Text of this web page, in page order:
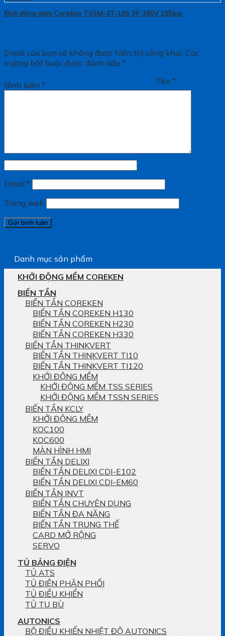
Khởi động mềm Coreken TSSM-4T-185 3P 380V 185kw
Email của bạn sẽ không được hiển thị công khai. Các
trường bắt buộc được đánh dấu *
Bình luận * Tên*
Email *
Trang web
Danh mục sản phẩm
KHỞI ĐỘNG MỀM COREKEN
BIẾN TẦN
BIẾN TẦN COREKEN
BIẾN TẦN COREKEN H130
BIẾN TẦN COREKEN H230
BIẾN TẦN COREKEN H330
BIẾN TẦN THINKVERT
BIẾN TẦN THINKVERT TI10
BIẾN TẦN THINKVERT TI120
KHỞI ĐỘNG MỀM
KHỞI ĐỘNG MỀM TSS SERIES
KHỞI ĐỘNG MỀM TSSN SERIES
BIẾN TẦN KCLY
KHỞI ĐỘNG MỀM
KOC100
KOC600
MÀN HÌNH HMI
BIẾN TẦN DELIXI
BIẾN TẦN DELIXI CDI-E102
BIẾN TẦN DELIXI CDI-EM60
BIẾN TẦN INVT
BIẾN TẦN CHUYÊN DỤNG
BIẾN TẦN ĐA NĂNG
BIẾN TẦN TRUNG THẾ
CARD MỞ RỘNG
SERVO
TỦ BẢNG ĐIỆN
TỦ ATS
TỦ ĐIỆN PHÂN PHỐI
TỦ ĐIỀU KHIỂN
TỦ TỤ BÙ
AUTONICS
BỘ ĐIỀU KHIỂN NHIỆT ĐỘ AUTONICS